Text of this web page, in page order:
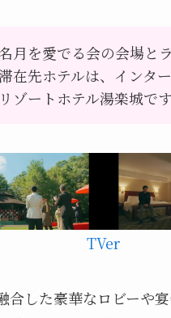
月を愛でる会の会場と
滞在先ホテルは、インタ
リゾートホテル湯楽城です
TVer
合した豪華なロビーや